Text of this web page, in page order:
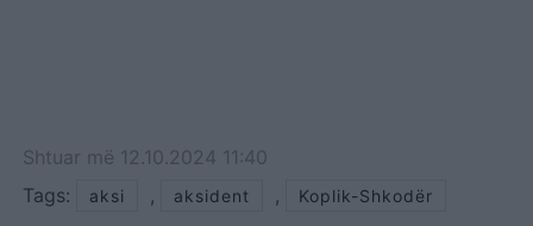
Shtuar më 12.10.2024 11:40
Tags:
aksi , aksident , Koplik-Shkodër